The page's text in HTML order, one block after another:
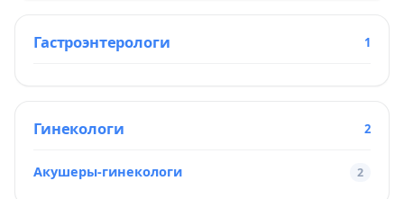
Гастроэнтерологи 1
Гинекологи 2
Акушеры-гинекологи 2